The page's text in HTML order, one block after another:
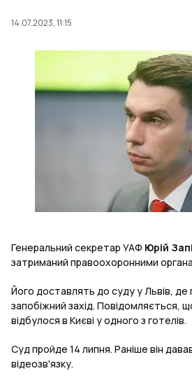
14.07.2023, 11:15
Генеральний секретар УАФ Юрій
затриманий правоохоронними
Його доставлять до суду у Львів,
запобіжний захід. Повідомляється,
відбулося в Києві у одного з готелів.
Суд пройде 14 липня. Раніше він
відеозв'язку.